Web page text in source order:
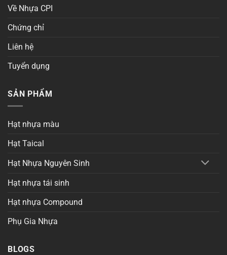
Về Nhựa CPI
Chứng chỉ
Liên hệ
Tuyển dụng
SẢN PHẨM
Hạt nhựa màu
Hạt Taical
Hạt Nhựa Nguyên Sinh
Hạt nhựa tái sinh
Hạt nhựa Compound
Phụ Gia Nhựa
BLOGS